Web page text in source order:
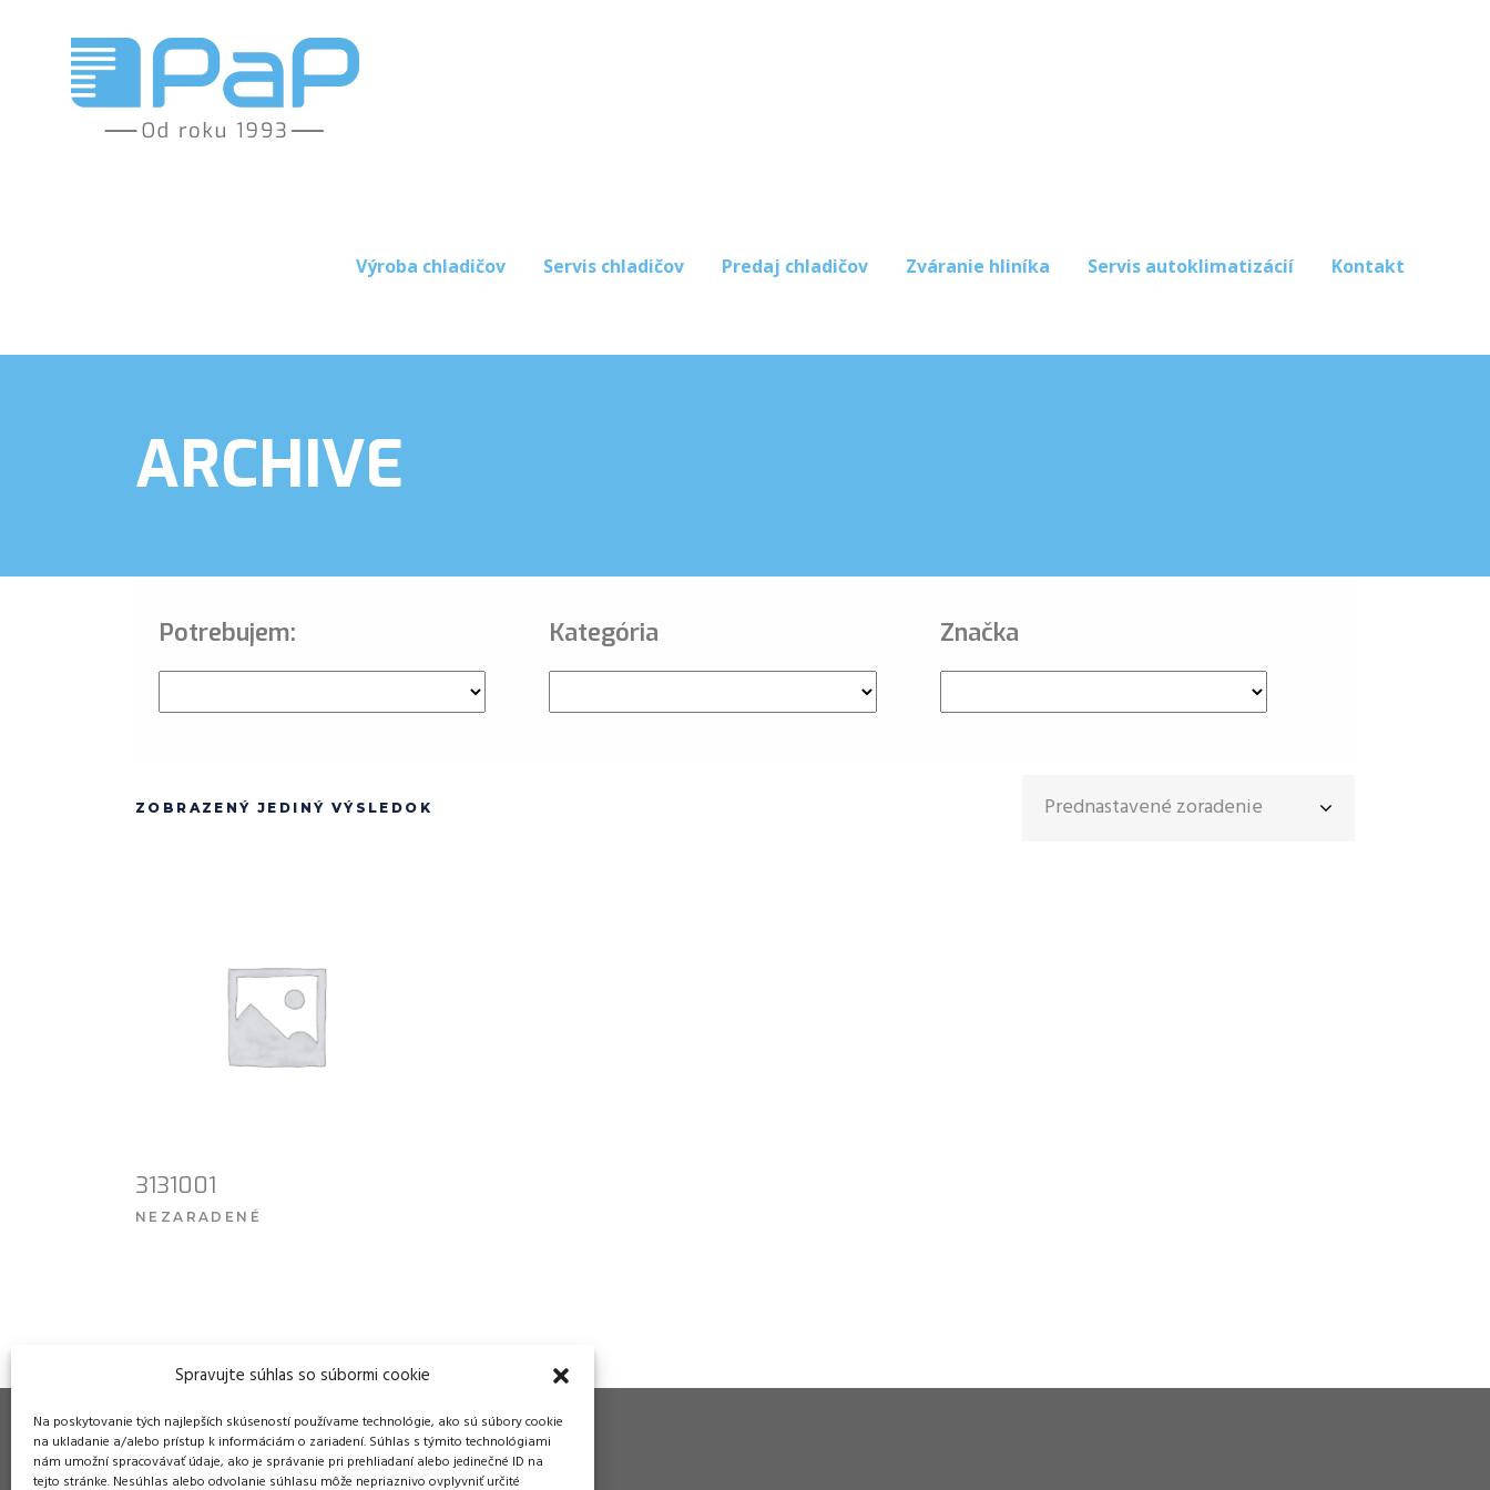
Spravujte súhlas so súbormi cookie
Na poskytovanie tých najlepších skúseností používame technológie, ako sú súbory cookie
na ukladanie a/alebo prístup k informáciám o zariadení. Súhlas s týmito technológiami
nám umožní spracovávať údaje, ako je správanie pri prehliadaní alebo jedinečné ID na
tejto stránke. Nesúhlas alebo odvolanie súhlasu môže nepriaznivo ovplyvniť určité
Výroba chladičov Servis chladičov Predaj chladičov Zváranie hliníka Servis autoklimatizácií Kontakt
ARCHIVE
Potrebujem: Kategória Značka
ZOBRAZENÝ JEDINÝ VÝSLEDOK Prednastavené zoradenie
3131001
NEZARADENÉ